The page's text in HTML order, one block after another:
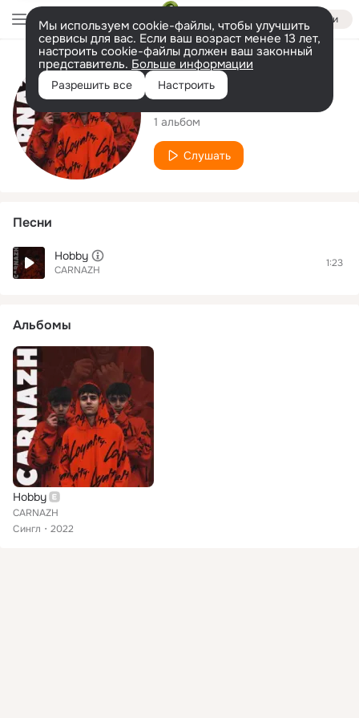
Войти
Мы используем cookie-файлы, чтобы улучшить
сервисы для вас. Если ваш возраст менее 13 лет,
настроить cookie-файлы должен ваш законный
представитель. Больше информации
Разрешить все Настроить
Исполнитель
CARNAZH
1 альбом
Слушать
Песни
Hobby
CARNAZH
1:23
Альбомы
Hobby
CARNAZH
Сингл
2022